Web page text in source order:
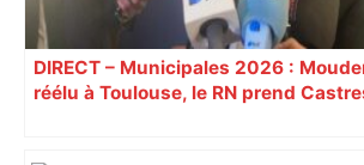
DIRECT – Municipales 2026 :
réélu à Toulouse, le RN prend